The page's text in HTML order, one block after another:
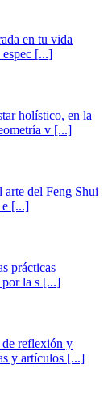
en tu vida
espec [...]
holístico, en la
v [...]
arte del Feng Shui
e [...]
prácticas
por la s [...]
de reflexión y
y artículos [...]